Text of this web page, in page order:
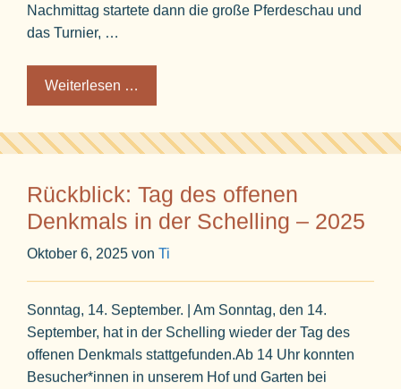
Nachmittag startete dann die große Pferdeschau und
das Turnier, …
Weiterlesen …
Rückblick: Tag des offenen
Denkmals in der Schelling – 2025
Oktober 6, 2025 von Ti
Sonntag, 14. September. | Am Sonntag, den 14.
September, hat in der Schelling wieder der Tag des
offenen Denkmals stattgefunden.Ab 14 Uhr konnten
Besucher*innen in unserem Hof und Garten bei